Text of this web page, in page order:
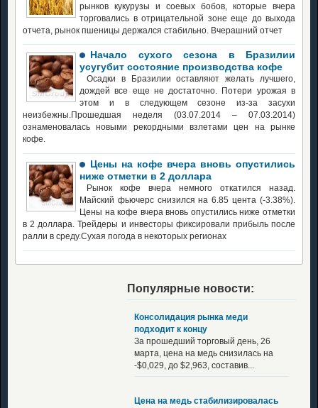
рынков кукурузы и соевых бобов, которые вчера
торговались в отрицательной зоне еще до выхода
отчета, рынок пшеницы держался стабильно. Вчерашний отчет
Начало сухого сезона в Бразилии
усугубит состояние производства кофе
Осадки в Бразилии оставляют желать лучшего,
дождей все еще не достаточно. Потери урожая в
этом и в следующем сезоне из-за засухи
неизбежны.Прошедшая неделя (03.07.2014 – 07.03.2014)
ознаменовалась новыми рекордными взлетами цен на рынке
кофе.
Цены на кофе вчера вновь опустились
ниже отметки в 2 доллара
Рынок кофе вчера немного откатился назад.
Майский фьючерс снизился на 6.85 цента (-3.38%).
Цены на кофе вчера вновь опустились ниже отметки
в 2 доллара. Трейдеры и инвесторы фиксировали прибыль после
ралли в среду.Сухая погода в некоторых регионах
Популярные новости:
Консолидация рынка меди
подходит к концу
За прошедший торговый день, 26
марта, цена на медь снизилась на
-$0,029, до $2,963, составив...
Цена на медь стабилизировалась